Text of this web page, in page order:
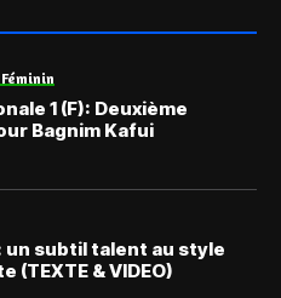
1 (F): Deuxième
Bagnim Kafui
(TEXTE & VIDEO)